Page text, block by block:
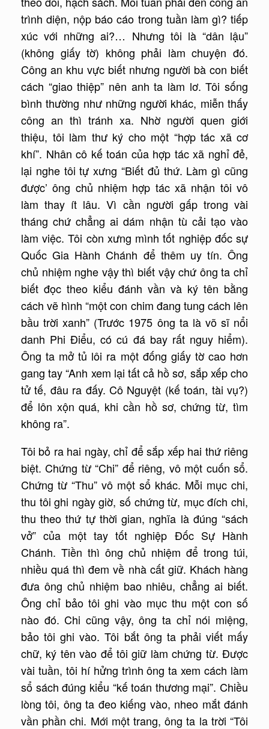
trình diện, nộp báo cáo trong tuần làm gì? tiếp
xúc với những ai?… Nhưng tôi là “dân lậu”
(không giấy tờ) không phải làm chuyện đó.
Công an khu vực biết nhưng người bà con biết
cách “giao thiệp” nên anh ta làm lơ. Tôi sống
bình thường như những người khác, miễn thấy
công an thì tránh xa. Nhờ người quen giới
thiệu, tôi làm thư ký cho một “hợp tác xã cơ
khí”. Nhân cô kế toán của hợp tác xã nghỉ đẻ,
lại nghe tôi tự xưng “Biết đủ thứ. Làm gì cũng
được’ ông chủ nhiệm hợp tác xã nhận tôi vô
làm thay ít lâu. Vì cần người gấp trong vài
tháng chứ chẳng ai dám nhận tù cải tạo vào
làm việc. Tôi còn xưng mình tốt nghiệp đốc sự
Quốc Gia Hành Chánh để thêm uy tín. Ông
chủ nhiệm nghe vậy thì biết vậy chứ ông ta chỉ
biết đọc theo kiểu đánh vần và ký tên bằng
cách vẽ hình “một con chim đang tung cách lên
bầu trời xanh” (Trước 1975 ông ta là võ sĩ nổi
danh Phi Ðiểu, có cú đá bay rất nguy hiểm).
Ông ta mở tủ lôi ra một đống giấy tờ cao hơn
gang tay “Anh xem lại tất cả hồ sơ, sắp xếp cho
tử tế, đâu ra đấy. Cô Nguyệt (kế toán, tài vụ?)
để lôn xộn quá, khi cần hồ sơ, chứng từ, tìm
không ra”.
Tôi bỏ ra hai ngày, chỉ để sắp xếp hai thứ riêng
biệt. Chứng từ “Chi” để riêng, vô một cuốn sổ.
Chứng từ “Thu” vô một sổ khác. Mỗi mục chi,
thu tôi ghi ngày giờ, số chứng từ, mục đích chi,
thu theo thứ tự thời gian, nghĩa là đúng “sách
vở” của một tay tốt nghiệp Ðốc Sự Hành
Chánh. Tiền thì ông chủ nhiệm để trong túi,
nhiều quá thì đem về nhà cất giữ. Khách hàng
đưa ông chủ nhiệm bao nhiêu, chẳng ai biết.
Ông chỉ bảo tôi ghi vào mục thu một con số
nào đó. Chi cũng vậy, ông ta chỉ nói miệng,
bảo tôi ghi vào. Tôi bắt ông ta phải viết mấy
chữ, ký tên vào để tôi giữ làm chứng từ. Ðược
vài tuần, tôi hí hửng trình ông ta xem cách làm
sổ sách đúng kiểu “kế toán thương mại”. Chiều
lòng tôi, ông ta đeo kiếng vào, nheo mắt đánh
vần phần chi. Mới một trang, ông ta la trời “Tôi